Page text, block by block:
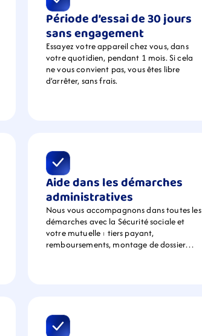
Période d’essai de 30 jours
sans engagement
Essayez votre appareil chez vous, dans
votre quotidien, pendant 1 mois. Si cela
ne vous convient pas, vous êtes libre
d’arrêter, sans frais.
Aide dans les démarches
administratives
Nous vous accompagnons dans toutes les
démarches avec la Sécurité sociale et
votre mutuelle : tiers payant,
remboursements, montage de dossier…